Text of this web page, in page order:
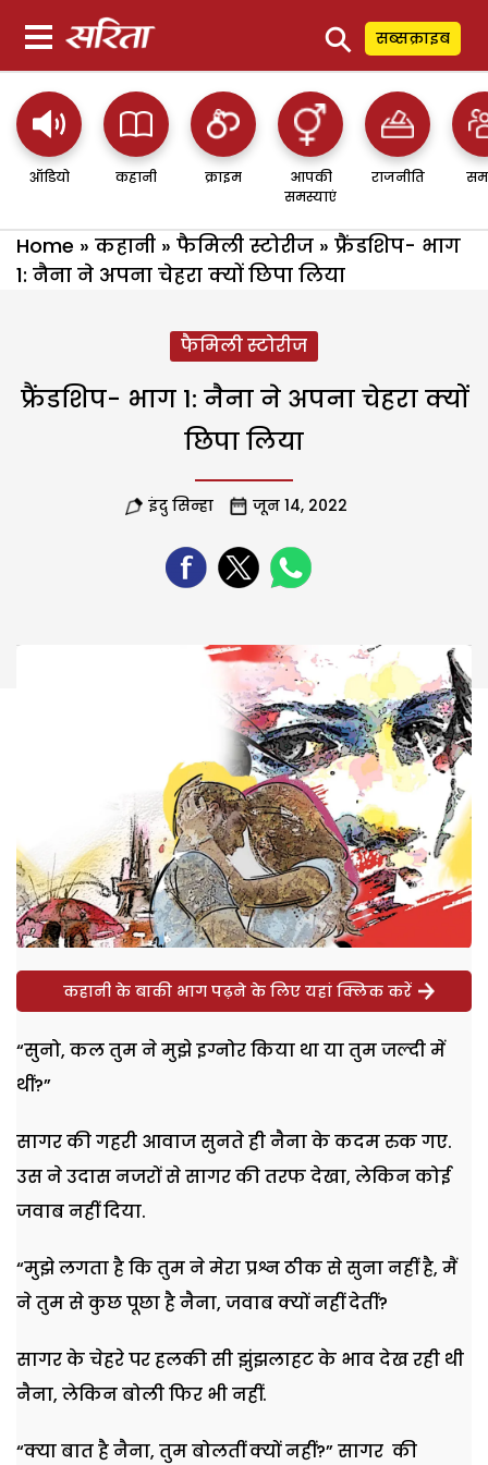
⚲ सब्सक्राइब
ऑडियो कहानी क्राइम
आपकी
समस्याएं
राजनीति
Home » कहानी » फैमिली स्टोरीज » फ्रैंडशिप- भाग
1: नैना ने अपना चेहरा क्यों छिपा लिया
फैमिली स्टोरीज
फ्रैंडशिप- भाग 1: नैना ने अपना चेहरा क्यों
छिपा लिया
इंदु सिन्हा जून 14, 2022
कहानी के बाकी भाग पढ़ने के लिए यहां क्लिक करें
“सुनो, कल तुम ने मुझे इग्नोर किया था या तुम जल्दी में
थीं?”
सागर की गहरी आवाज सुनते ही नैना के कदम रुक गए.
उस ने उदास नजरों से सागर की तरफ देखा, लेकिन कोई
जवाब नहीं दिया.
“मुझे लगता है कि तुम ने मेरा प्रश्न ठीक से सुना नहीं है, मैं
ने तुम से कुछ पूछा है नैना, जवाब क्यों नहीं देतीं?
सागर के चेहरे पर हलकी सी झुंझलाहट के भाव देख रही थी
नैना, लेकिन बोली फिर भी नहीं.
“क्या बात है नैना, तुम बोलतीं क्यों नहीं?”सागर की